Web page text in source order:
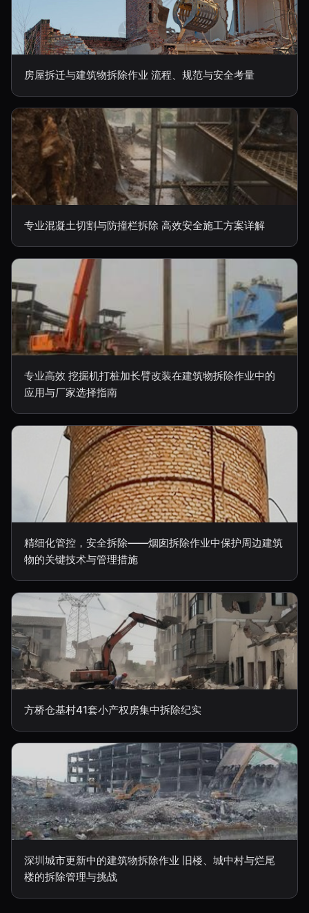
房屋拆迁与建筑物拆除作业 流程、规范与安全考量
专业混凝土切割与防撞栏拆除 高效安全施工方案详解
专业高效 挖掘机打桩加长臂改装在建筑物拆除作业中的
应用与厂家选择指南
精细化管控，安全拆除——烟囱拆除作业中保护周边建筑
物的关键技术与管理措施
方桥仓基村41套小产权房集中拆除纪实
深圳城市更新中的建筑物拆除作业 旧楼、城中村与烂尾
楼的拆除管理与挑战